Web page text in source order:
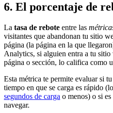
6. El porcentaje de
La tasa de rebote entre las
visitantes que abandonan tu sitio
página (la página en la que
Analytics, si alguien entra a tu
página o sección, lo califica como
Esta métrica te permite evaluar si
tiempo en que se carga es rápido
segundos de carga o menos) o si
navegar.